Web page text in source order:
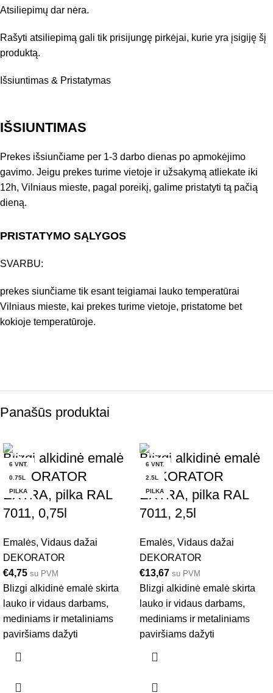
Atsiliepimų dar nėra.
Rašyti atsiliepimą gali tik prisijungę pirkėjai, kurie yra įsigiję šį
produktą.
Išsiuntimas & Pristatymas
IŠSIUNTIMAS
Prekes išsiunčiame per 1-3 darbo dienas po apmokėjimo
gavimo. Jeigu prekes turime vietoje ir užsakymą atliekate iki
12h, Vilniaus mieste, pagal poreikį, galime pristatyti tą pačią
dieną.
PRISTATYMO SĄLYGOS
SVARBU:
prekes siunčiame tik esant teigiamai lauko temperatūrai
Vilniaus mieste, kai prekes turime vietoje, pristatome bet
kokioje temperatūroje.
Panašūs produktai
6 VNT.
0.75L
PILKA
Blizgi alkidinė emalė
DEKORATOR
EXTRA, pilka RAL
7011, 0,75l
Emalės, Vidaus dažai
DEKORATOR
€4,75 su PVM
Blizgi alkidinė emalė skirta
lauko ir vidaus darbams,
mediniams ir metaliniams
paviršiams dažyti
6 VNT.
2.5L
PILKA
Blizgi alkidinė emalė
DEKORATOR
EXTRA, pilka RAL
7011, 2,5l
Emalės, Vidaus dažai
DEKORATOR
€13,67 su PVM
Blizgi alkidinė emalė skirta
lauko ir vidaus darbams,
mediniams ir metaliniams
paviršiams dažyti